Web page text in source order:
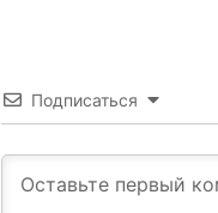
Подписаться